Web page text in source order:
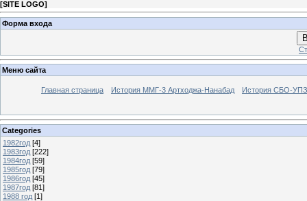
[SITE LOGO]
Форма входа
Меню сайта
Главная страница История ММГ-3 Артходжа-Нанабад История СБО-УПЗ
Categories
1982год [4]
1983год [222]
1984год [59]
1985год [79]
1986год [45]
1987год [81]
1988 год [1]